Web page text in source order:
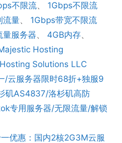
不限流、 1Gbps不限流
流量、 1Gbps带宽不限流
量服务器、 4GB内存、
Hosting
Solutions LLC
/云服务器限时68折+独服9
矶AS4837/洛杉矶高防
专用服务器/无限流量/解锁
优惠：国内2核2G3M云服